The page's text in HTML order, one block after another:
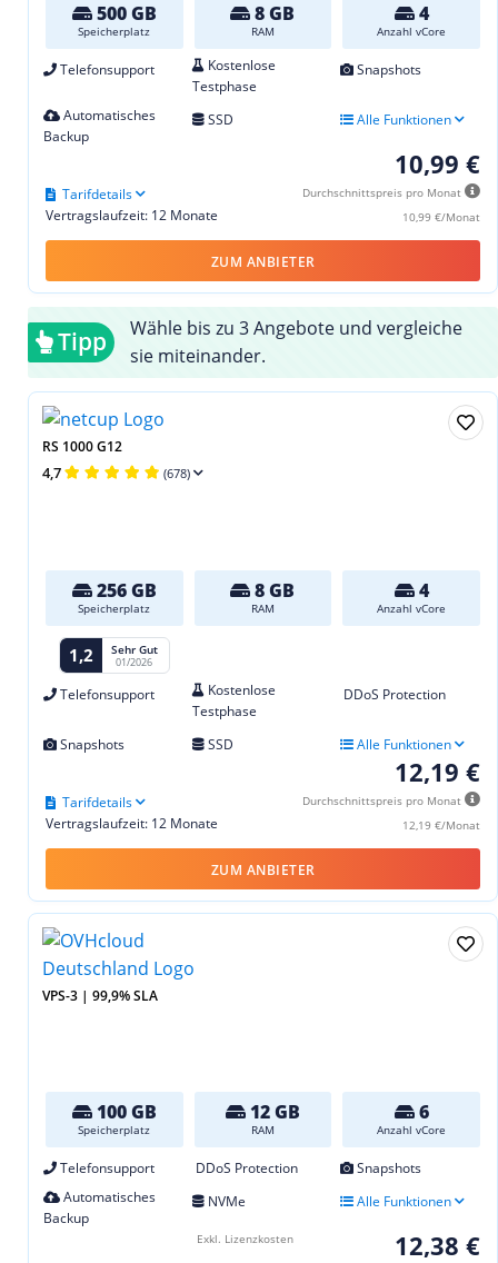
500 GB
Speicherplatz
8 GB
RAM
4
Anzahl vCore
Telefonsupport
Kostenlose
Testphase
Snapshots
Automatisches
Backup
SSD Alle Funktionen
10,99 €
Durchschnittspreis pro Monat
10,99 €/Monat
Vertragslaufzeit: 12 Monate
Tarifdetails
ZUM ANBIETER
Tipp
Wähle bis zu 3 Angebote und vergleiche
sie miteinander.
RS 1000 G12
4,7 (678)
256 GB
Speicherplatz
8 GB
RAM
4
Anzahl vCore
1,2 Sehr Gut
01/2026
Telefonsupport
Kostenlose
Testphase
DDoS Protection
Snapshots SSD Alle Funktionen
12,19 €
Durchschnittspreis pro Monat
12,19 €/Monat
Vertragslaufzeit: 12 Monate
Tarifdetails
ZUM ANBIETER
VPS-3 | 99,9% SLA
100 GB
Speicherplatz
12 GB
RAM
6
Anzahl vCore
Telefonsupport DDoS Protection
Snapshots
Automatisches
Backup
NVMe Alle Funktionen
12,38 €
Exkl. Lizenzkosten